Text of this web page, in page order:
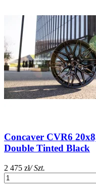
Concaver CVR6
Double Tinted Black
2 475 zł/ Szt.